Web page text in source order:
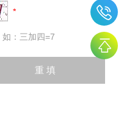
：三加四=7